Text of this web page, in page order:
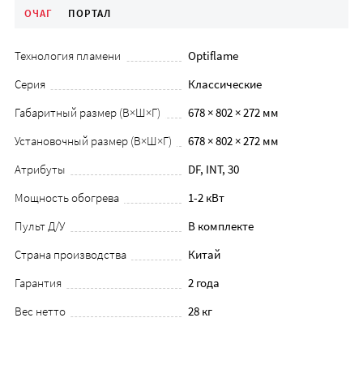
ОЧАГ ПОРТАЛ
Технология пламени
Optiflame
Серия
Классические
Габаритный размер (В×Ш×Г)
678 × 802 × 272 мм
Установочный размер (В×Ш×Г)
678 × 802 × 272 мм
Атрибуты
DF, INT, 30
Мощность обогрева
1-2 кВт
Пульт Д/У
В комплекте
Страна производства
Китай
Гарантия
2 года
Вес нетто
28 кг